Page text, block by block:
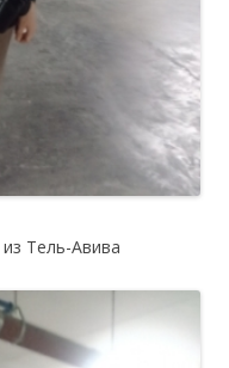
из Тель-Авива